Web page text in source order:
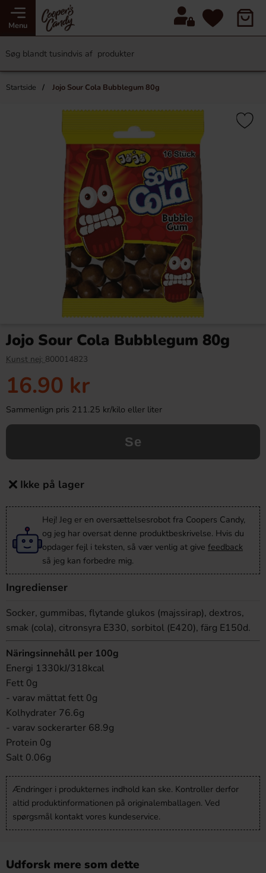
Menu
Startside Jojo Sour Cola Bubblegum 80g
Jojo Sour Cola Bubblegum 80g
Kunst nej: 800014823
16.90 kr
Sammenlign pris 211.25 kr/kilo eller liter
Se
Ikke på lager
Hej! Jeg er en oversættelsesrobot fra Coopers Candy,
og jeg har oversat denne produktbeskrivelse. Hvis du
opdager fejl i teksten, så vær venlig at give feedback
så jeg kan forbedre mig.
Ingredienser
Socker, gummibas, flytande glukos (majssirap), dextros,
smak (cola), citronsyra E330, sorbitol (E420), färg E150d.
Näringsinnehåll per 100g
Energi 1330kJ/318kcal
Fett 0g
- varav mättat fett 0g
Kolhydrater 76.6g
- varav sockerarter 68.9g
Protein 0g
Salt 0.06g
Ændringer i produkternes indhold kan ske. Kontroller derfor
altid produktinformationen på originalemballagen. Ved
spørgsmål kontakt vores kundeservice.
Udforsk mere som dette